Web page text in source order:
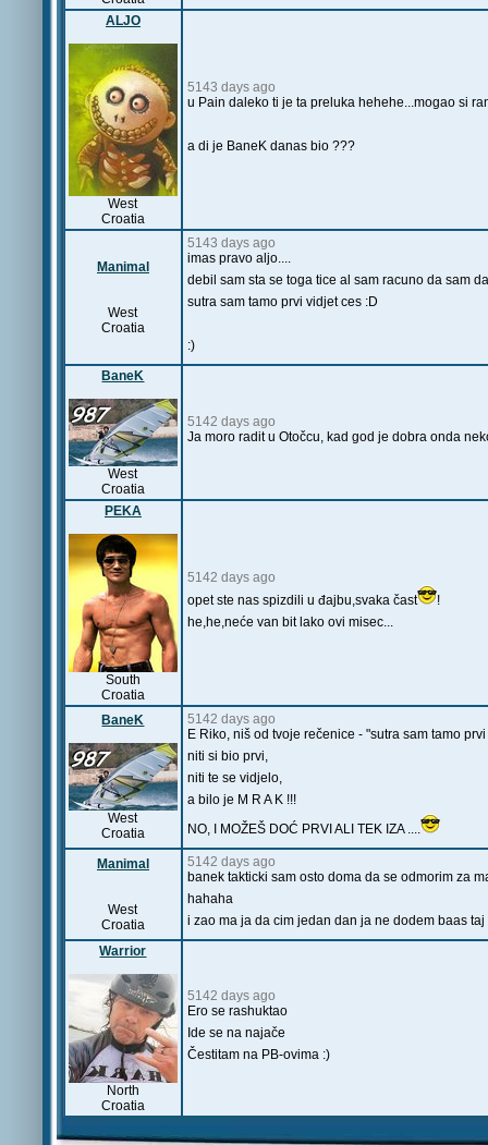
ALJO
West
Croatia
5143 days ago
u Pain daleko ti je ta preluka hehehe...mogao si
a di je BaneK danas bio ???
Manimal
West
Croatia
5143 days ago
imas pravo aljo....
debil sam sta se toga tice al sam racuno da sam
sutra sam tamo prvi vidjet ces :D
:)
BaneK
West
Croatia
5142 days ago
Ja moro radit u Otočcu, kad god je dobra onda
PEKA
South
Croatia
5142 days ago
opet ste nas spizdili u đajbu,svaka čast
!
he,he,neće van bit lako ovi misec...
BaneK
West
Croatia
5142 days ago
E Riko, niš od tvoje rečenice - "sutra sam tamo
niti si bio prvi,
niti te se vidjelo,
a bilo je M R A K !!!
NO, I MOŽEŠ DOĆ PRVI ALI TEK IZA ....
Manimal
West
Croatia
5142 days ago
banek takticki sam osto doma da se odmorim za
hahaha
i zao ma ja da cim jedan dan ja ne dodem baas
Warrior
North
Croatia
5142 days ago
Ero se rashuktao
Ide se na najače
Čestitam na PB-ovima :)